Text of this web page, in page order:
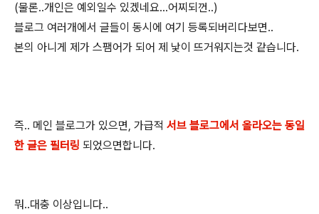
(물론..개인은 예외일수 있겠네요...어찌되껀..)
블로그 여러개에서 글들이 동시에 여기 등록되버리다보면..
본의 아니게 제가 스팸어가 되어 제 낯이 뜨거워지는것 같습니다.
즉.. 메인 블로그가 있으면, 가급적 서브 블로그에서 올라오는 동일
한 글은 필터링 되었으면합니다.
뭐..대충 이상입니다..